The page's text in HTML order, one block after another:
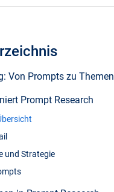
Von Prompts zu Themen
Prompt Research
und Strategie